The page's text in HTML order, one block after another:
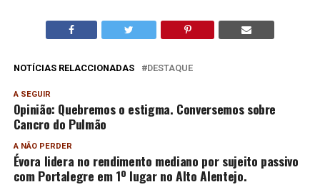
NOTÍCIAS RELACCIONADAS DESTAQUE
A SEGUIR
Opinião: Quebremos o estigma. Conversemos sobre
Cancro do Pulmão
A NÃO PERDER
Évora lidera no rendimento mediano por sujeito passivo
com Portalegre em 1º lugar no Alto Alentejo.